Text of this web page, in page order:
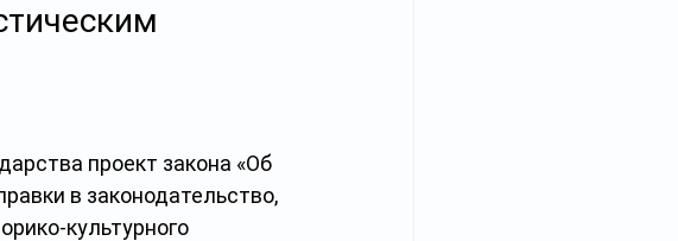
проект закона «Об
в законодательство,
культурного